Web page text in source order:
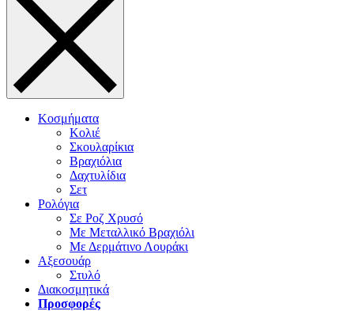
Κοσμήματα
Κολιέ
Σκουλαρίκια
Βραχιόλια
Δαχτυλίδια
Σετ
Ρολόγια
Σε Ροζ Χρυσό
Με Μεταλλικό Βραχιόλι
Με Δερμάτινο Λουράκι
Αξεσουάρ
Στυλό
Διακοσμητικά
Προσφορές